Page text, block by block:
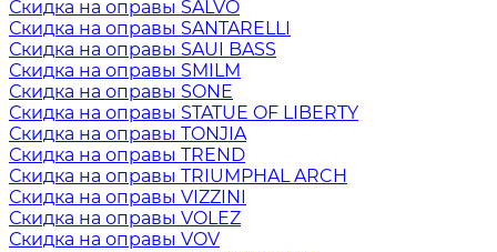
Скидка на оправы SALVO
Скидка на оправы SANTARELLI
Скидка на оправы SAUI BASS
Скидка на оправы SMILM
Скидка на оправы SONE
Скидка на оправы STATUE OF LIBERTY
Скидка на оправы TONJIA
Скидка на оправы TREND
Скидка на оправы TRIUMPHAL ARCH
Скидка на оправы VIZZINI
Скидка на оправы VOLEZ
Скидка на оправы VOV